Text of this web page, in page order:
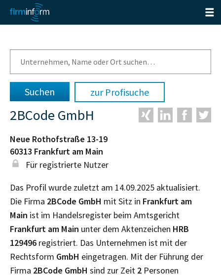
zur Profisuche
2BCode GmbH
Neue Rothofstraße 13-19
60313 Frankfurt am Main
Für registrierte Nutzer
Das Profil wurde zuletzt am 14.09.2025 aktualisiert.
Die Firma 2BCode GmbH mit Sitz in Frankfurt am
Main ist im Handelsregister beim Amtsgericht
Frankfurt am Main unter dem Aktenzeichen HRB
129496 registriert. Das Unternehmen ist mit der
Rechtsform GmbH eingetragen. Mit der Führung der
Firma 2BCode GmbH sind zur Zeit 2 Personen